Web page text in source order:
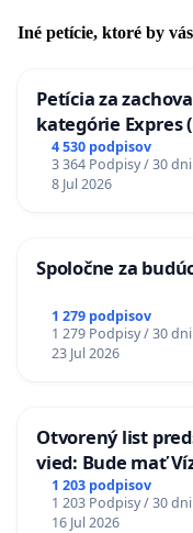
Iné petície, ktoré by
Petícia za
kategórie Expres
stanici Púchov
4 530 podpisov
3 364 Podpisy / 30 dni
8 Jul 2026
Spoločne za
1 279 podpisov
1 279 Podpisy / 30 dni
23 Jul 2026
Otvorený list
vied: Bude mať
chrbticu?
1 203 podpisov
1 203 Podpisy / 30 dni
16 Jul 2026